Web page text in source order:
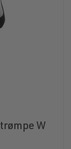
W